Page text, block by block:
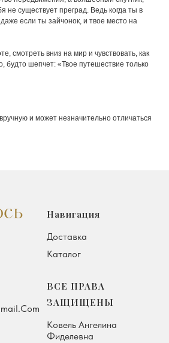
не существует преград. Ведь когда ты в
если ты зайчонок, и твое место на
смотреть вниз на мир и чувствовать, как
будто шепчет: «Твое путешествие только
и может незначительно отличаться
Навигация
Доставка
Каталог
ВСЕ ПРАВА
ЗАЩИЩЕНЫ
Ковель Ангелина
Фиделевна